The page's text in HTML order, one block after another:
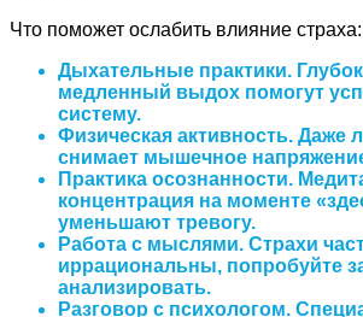
Что поможет ослабить влияние страха:
Дыхательные практики.
медленный выдох помогут
систему.
Физическая активность. Даже
снимает мышечное
Практика осознанности.
концентрация на моменте
уменьшают тревогу.
Работа с мыслями. Страхи
иррациональны, попробуйте
анализировать.
Разговор с психологом.